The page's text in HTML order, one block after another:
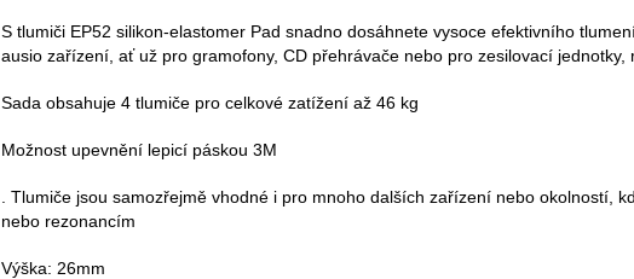
S tlumiči EP52 silikon-elastomer Pad snadno dosáhnete vysoce efektivního
ausio zařízení, ať už pro gramofony, CD přehrávače nebo pro zesilovací jednotky,
Sada obsahuje 4 tlumiče pro celkové zatížení až 46 kg
Možnost upevnění lepicí páskou 3M
. Tlumiče jsou samozřejmě vhodné i pro mnoho dalších zařízení nebo okolností,
nebo rezonancím
Výška: 26mm